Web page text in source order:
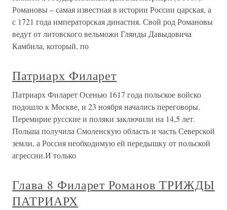
Романовы – самая известная в истории России царская, а
с 1721 года императорская династия. Свой род Романовы
ведут от литовского вельможи Глянды Давыдовича
Камбила, который, по
Патриарх Филарет
Патриарх Филарет Осенью 1617 года польское войско
подошло к Москве, и 23 ноября начались переговоры.
Перемирие русские и поляки заключили на 14,5 лет.
Польша получила Смоленскую область и часть Северской
земли, а Россия необходимую ей передышку от польской
агрессии.И только
Глава 8 Филарет Романов ТРИЖДЫ
ПАТРИАРХ